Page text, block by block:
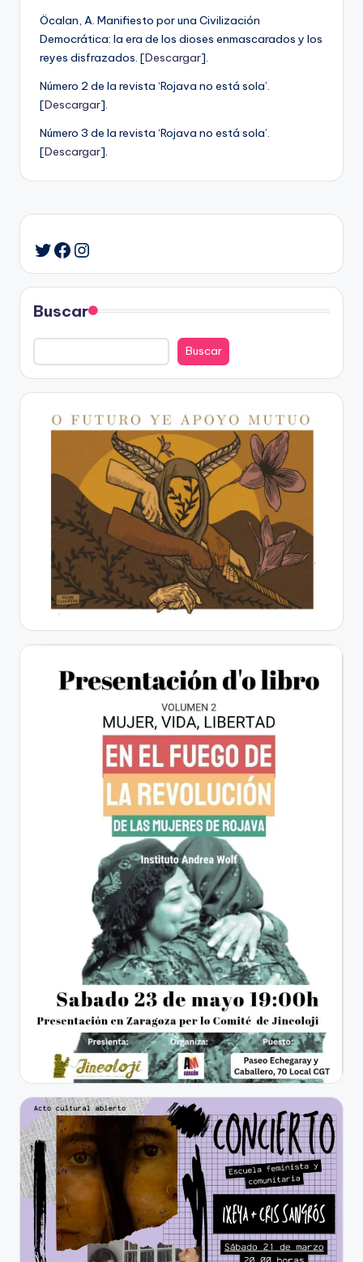
Öcalan, A. Manifiesto por una Civilización
Democrática: la era de los dioses enmascarados y los
reyes disfrazados. [Descargar].
Número 2 de la revista ‘Rojava no está sola’.
[Descargar].
Número 3 de la revista ‘Rojava no está sola’.
[Descargar].
Twitter
Facebook
Instagram
Buscar
Buscar